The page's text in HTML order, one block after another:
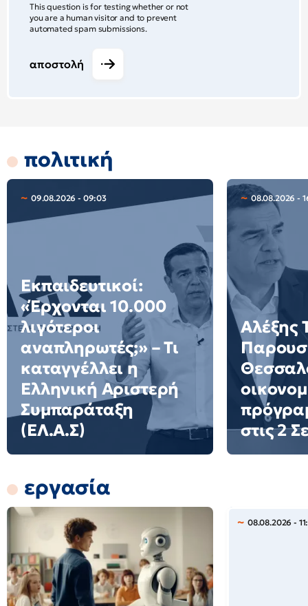
This question is for testing whether or not
you are a human visitor and to prevent
automated spam submissions.
αποστολή
πολιτική
09.08.2026 - 09:03
Εκπαιδευτικοί:
«Έρχονται 10.000
λιγότεροι
αναπληρωτές;» – Τι
καταγγέλλει η
Ελληνική Αριστερή
Συμπαράταξη
(ΕΛ.Α.Σ)
08.08.2026 -
Αλέξης
στις 2
εργασία
08.08.2026 -